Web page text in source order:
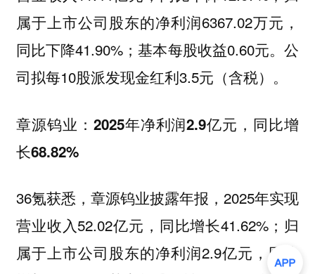
属于上市公司股东的净利润6367.02万元，
同比下降41.90%；基本每股收益0.60元。公
司拟每10股派发现金红利3.5元（含税）。
章源钨业：2025年净利润2.9亿元，同比增
长68.82%
36氪获悉，章源钨业披露年报，2025年实现
营业收入52.02亿元，同比增长41.62%；归
属于上市公司股东的净利润2.9亿元，同比